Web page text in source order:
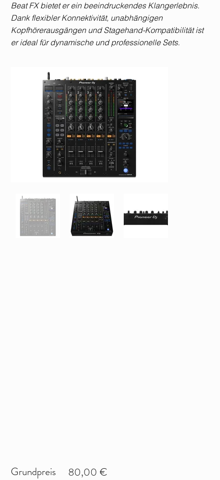
Beat FX bietet er ein beeindruckendes Klangerlebnis.
Dank flexibler Konnektivität, unabhängigen
Kopfhörerausgängen und Stagehand-Kompatibilität ist
er ideal für dynamische und professionelle Sets.
Grundpreis 80,00 €